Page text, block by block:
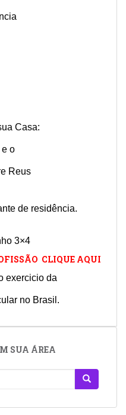
Casa:
o
Reus
de residência.
3×4
CLIQUE AQUI
exercicio da
no Brasil.
SUA ÁREA